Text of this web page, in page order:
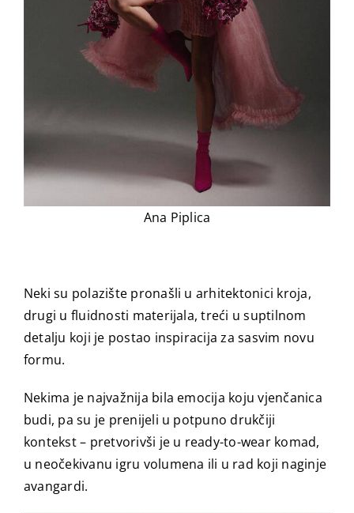
Ana Piplica
Neki su polazište pronašli u arhitektonici kroja,
drugi u fluidnosti materijala, treći u suptilnom
detalju koji je postao inspiracija za sasvim novu
formu.
Nekima je najvažnija bila emocija koju vjenčanica
budi, pa su je prenijeli u potpuno drukčiji
kontekst – pretvorivši je u ready-to-wear komad,
u neočekivanu igru volumena ili u rad koji naginje
avangardi.